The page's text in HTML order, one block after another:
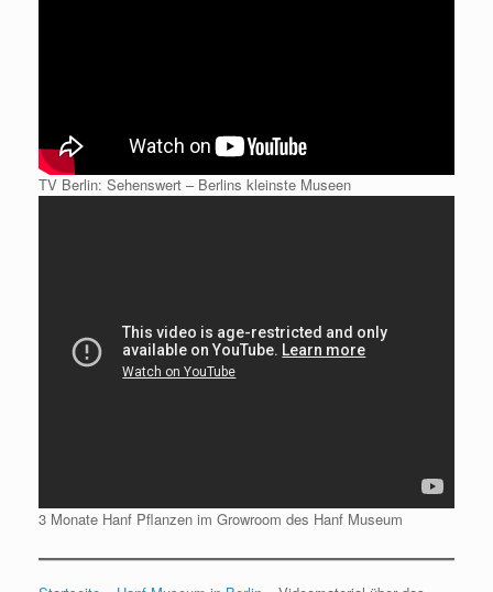
TV Berlin: Sehenswert – Berlins kleinste Museen
3 Monate Hanf Pflanzen im Growroom des Hanf Museum